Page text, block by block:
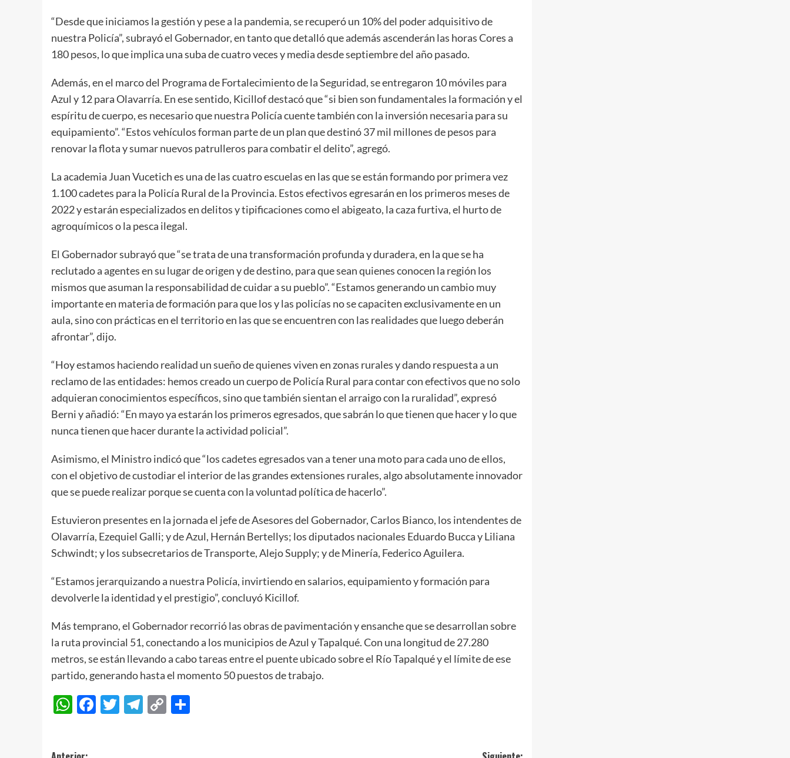
“Desde que iniciamos la gestión y pese a la pandemia, se recuperó un 10% del poder adquisitivo de
nuestra Policía”, subrayó el Gobernador, en tanto que detalló que además ascenderán las horas Cores a
180 pesos, lo que implica una suba de cuatro veces y media desde septiembre del año pasado.
Además, en el marco del Programa de Fortalecimiento de la Seguridad, se entregaron 10 móviles para
Azul y 12 para Olavarría. En ese sentido, Kicillof destacó que “si bien son fundamentales la formación y el
espíritu de cuerpo, es necesario que nuestra Policía cuente también con la inversión necesaria para su
equipamiento”. “Estos vehículos forman parte de un plan que destinó 37 mil millones de pesos para
renovar la flota y sumar nuevos patrulleros para combatir el delito”, agregó.
La academia Juan Vucetich es una de las cuatro escuelas en las que se están formando por primera vez
1.100 cadetes para la Policía Rural de la Provincia. Estos efectivos egresarán en los primeros meses de
2022 y estarán especializados en delitos y tipificaciones como el abigeato, la caza furtiva, el hurto de
agroquímicos o la pesca ilegal.
El Gobernador subrayó que “se trata de una transformación profunda y duradera, en la que se ha
reclutado a agentes en su lugar de origen y de destino, para que sean quienes conocen la región los
mismos que asuman la responsabilidad de cuidar a su pueblo”. “Estamos generando un cambio muy
importante en materia de formación para que los y las policías no se capaciten exclusivamente en un
aula, sino con prácticas en el territorio en las que se encuentren con las realidades que luego deberán
afrontar”, dijo.
“Hoy estamos haciendo realidad un sueño de quienes viven en zonas rurales y dando respuesta a un
reclamo de las entidades: hemos creado un cuerpo de Policía Rural para contar con efectivos que no solo
adquieran conocimientos específicos, sino que también sientan el arraigo con la ruralidad”, expresó
Berni y añadió: “En mayo ya estarán los primeros egresados, que sabrán lo que tienen que hacer y lo que
nunca tienen que hacer durante la actividad policial”.
Asimismo, el Ministro indicó que “los cadetes egresados van a tener una moto para cada uno de ellos,
con el objetivo de custodiar el interior de las grandes extensiones rurales, algo absolutamente innovador
que se puede realizar porque se cuenta con la voluntad política de hacerlo”.
Estuvieron presentes en la jornada el jefe de Asesores del Gobernador, Carlos Bianco, los intendentes de
Olavarría, Ezequiel Galli; y de Azul, Hernán Bertellys; los diputados nacionales Eduardo Bucca y Liliana
Schwindt; y los subsecretarios de Transporte, Alejo Supply; y de Minería, Federico Aguilera.
“Estamos jerarquizando a nuestra Policía, invirtiendo en salarios, equipamiento y formación para
devolverle la identidad y el prestigio”, concluyó Kicillof.
Más temprano, el Gobernador recorrió las obras de pavimentación y ensanche que se desarrollan sobre
la ruta provincial 51, conectando a los municipios de Azul y Tapalqué. Con una longitud de 27.280
metros, se están llevando a cabo tareas entre el puente ubicado sobre el Río Tapalqué y el límite de ese
partido, generando hasta el momento 50 puestos de trabajo.
WhatsApp
Facebook
Twitter
Telegram
Copy